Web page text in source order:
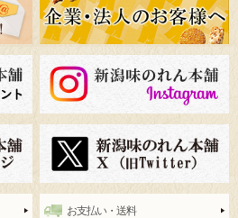
お支払い・送料